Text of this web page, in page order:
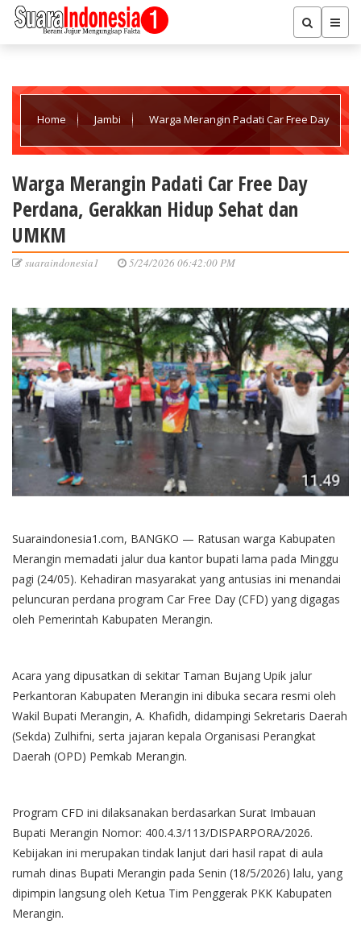
Home Jambi Warga Merangin Padati Car Free Day
Warga Merangin Padati Car Free Day
Perdana, Gerakkan Hidup Sehat dan
UMKM
suaraindonesia1 5/24/2026 06:42:00 PM
Suaraindonesia1.com, BANGKO — Ratusan warga Kabupaten
Merangin memadati jalur dua kantor bupati lama pada Minggu
pagi (24/05). Kehadiran masyarakat yang antusias ini menandai
peluncuran perdana program Car Free Day (CFD) yang digagas
oleh Pemerintah Kabupaten Merangin.
Acara yang dipusatkan di sekitar Taman Bujang Upik jalur
Perkantoran Kabupaten Merangin ini dibuka secara resmi oleh
Wakil Bupati Merangin, A. Khafidh, didampingi Sekretaris Daerah
(Sekda) Zulhifni, serta jajaran kepala Organisasi Perangkat
Daerah (OPD) Pemkab Merangin.
Program CFD ini dilaksanakan berdasarkan Surat Imbauan
Bupati Merangin Nomor: 400.4.3/113/DISPARPORA/2026.
Kebijakan ini merupakan tindak lanjut dari hasil rapat di aula
rumah dinas Bupati Merangin pada Senin (18/5/2026) lalu, yang
dipimpin langsung oleh Ketua Tim Penggerak PKK Kabupaten
Merangin.